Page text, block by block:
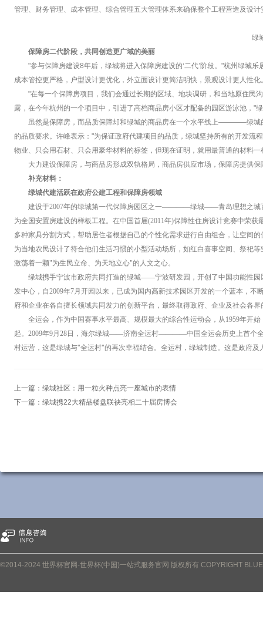
管理、财务管理、成本管理、综合管理五大管理体系来确保整个工程营造及设
绿
保障房二代阶段，共同创造更广域的美丽
"参与保障房建设8年后，绿城将进入保障房建设的‘二代’阶段。"杭州绿城
成本管控更严格，户型设计更优化，外立面设计更简洁明快，景观设计更人性化
"在每一个保障房项目，我们会通过长期的区域、地块调研，和当地原住民
露，在今年杭州的一个项目中，引进了高档商品房小区才配备的园区游泳池，"
虽然是保障房，而品质保障却和绿城的商品房在一个水平线上————绿城
的品质要求。许峰表示："为保证政府代建项目的品质，绿城坚持所有的开发
物业、只会用石材、只会用豪华材料的标签，但现在证明，就用最普通的材料
大力建设保障房，与商品房形成双轨格局，商品房供应市场，保障房提供
补充材料：
绿城代建活跃在政府公建工程和保障房领域
建设于2007年的绿城第一代保障房园区之一————绿城——青岛理想之城
为全国安置房建设的样板工程。在中国首届(2011年)保障性住房设计竞赛中荣
多种家具分割方式，帮助居住者根据自己的个性化需求进行自由组合，让空间
为当地农民设计了符合他们生活习惯的小型活动场所，如红白喜事空间、祭祀
激荡着一颗"为生民立命、为天地立心"的人文之心。
绿城携手宁波市政府共同打造的绿城——宁波研发园，开创了中国功能性
发中心，自2009年7月开园以来，已成为国内高新技术园区开发的一个蓝本，
府和企业在各自擅长领域共同发力的创新平台，最终取得政府、企业及社会各界
全运会，作为中国赛事水平最高、规模最大的综合性运动会，从1959年开
起。2009年9月28日，海尔绿城——济南全运村————中国全运会历史上首个
村运营，这是绿城与"全运村"的再次幸福结合。全运村，绿城制造。这是政府
上一篇： 绿城社区：用一粒火种点亮一座城市的表情
下一篇： 绿城携22大精品楼盘联袂亮相二十届房博会
©2014-2024 世界杯官网-世界杯(中国)一站式服务官网 版权所有 COPYRIGHT